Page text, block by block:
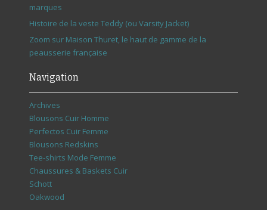
marques
Histoire de la veste Teddy (ou Varsity Jacket)
Zoom sur Maison Thuret, le haut de gamme de la
peausserie française
Navigation
Archives
Blousons Cuir Homme
Perfectos Cuir Femme
Blousons Redskins
Tee-shirts Mode Femme
Chaussures & Baskets Cuir
Schott
Oakwood